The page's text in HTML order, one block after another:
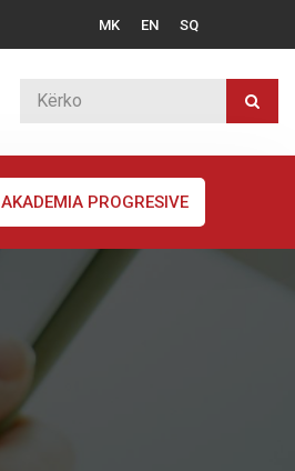
MK EN SQ
AKADEMIA PROGRESIVE